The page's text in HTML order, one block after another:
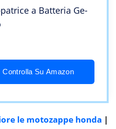
a Batteria Ge-
Controlla Su Amazon
le motozappe honda |